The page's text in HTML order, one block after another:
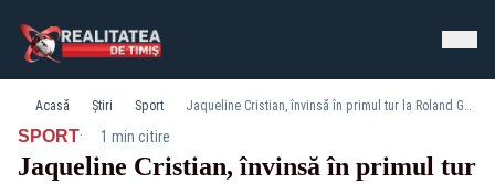
Acasă Știri Sport Jaqueline Cristian, învinsă în primul tur la Roland Garros
SPORT· 1 min citire
Jaqueline Cristian, învinsă în primul tur